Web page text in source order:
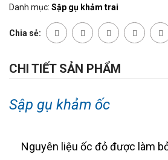
Danh mục: Sập gụ khảm trai
Chia sẻ:
CHI TIẾT SẢN PHẨM
Sập gụ khảm ốc
Nguyên liệu ốc đỏ được làm